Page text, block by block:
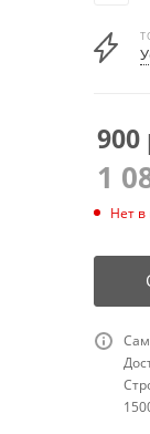
1
Нет